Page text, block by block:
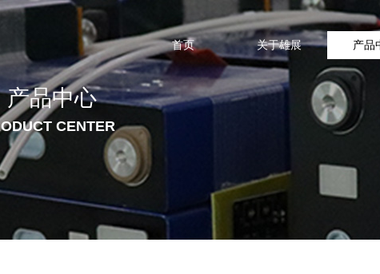
首页 关于雄展 产品
产品中心
CENTER